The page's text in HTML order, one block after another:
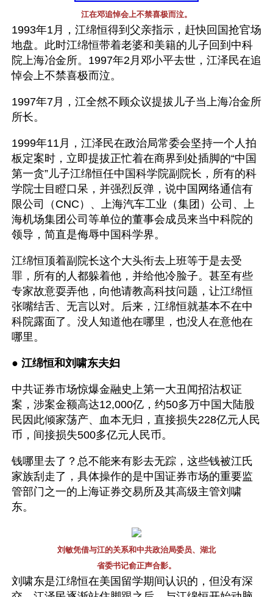
江在邓追悼会上不禁喜极而泣。
1993年1月，江绵恒得到父亲指示，赶快回国抢官场
地盘。此时江绵恒带着老婆和美籍的儿子回到中科
院上海冶金所。1997年2月邓小平去世，江泽民在追
悼会上不禁喜极而泣。
1997年7月，江全然不顾众议提拔儿子当上海冶金所
所长。
1999年11月，江泽民在政治局常委会坚持一个人拍
板定案时，立即提拔正忙着在商界到处插脚的“中国
第一贪”儿子江绵恒任中国科学院副院长，所有的科
学院士目瞪口呆，并强烈反弹，说中国网络通信有
限公司（CNC）、上海汽车工业（集团）公司、上
海机场集团公司等单位的董事会成员来当中科院的
领导，简直是侮辱中国科学界。
江绵恒顶着副院长这个大头衔去上班等于是去受
罪，所有的人都躲着他，并给他冷脸子。甚至有些
专家故意耍弄他，向他请教高科技问题，让江绵恒
张嘴结舌、无言以对。后来，江绵恒就基本不在中
科院露面了。没人知道他在哪里，也没人在意他在
哪里。
● 江绵恒和刘啸东夫妇
中共证券市场惊爆金融史上第一大丑闻招沽权证
案，涉案金额高达12,000亿，约50多万中国大陆股
民因此倾家荡产、血本无归，直接损失228亿元人民
币，间接损失500多亿元人民币。
钱哪里去了？总不能来有影去无踪，这些钱被江氏
家族刮走了，具体操作的是中国证券市场的重要监
管部门之一的上海证券交易所及其高级主管刘啸
东。
刘敏凭借与江的关系和中共政治局委员、湖北
省委书记俞正声合影。
刘啸东是江绵恒在美国留学期间认识的，但没有深